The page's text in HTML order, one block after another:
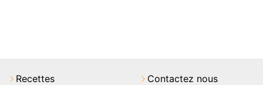
Recettes
Contactez nous